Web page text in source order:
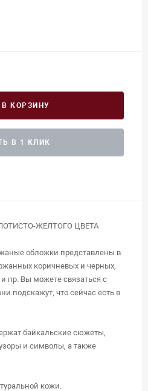
В КОРЗИНУ
В 1 КЛИК
ЖЕЛТОГО ЦВЕТА
обложки представлены в
коричневых и черных,
пр. Вы можете связаться с
подскажут, что сейчас есть в
байкальские сюжеты,
и символы, а также
кожи.